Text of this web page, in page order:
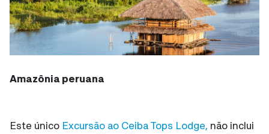
Amazônia peruana
Este único Excursão ao Ceiba Tops Lodge, não inclui